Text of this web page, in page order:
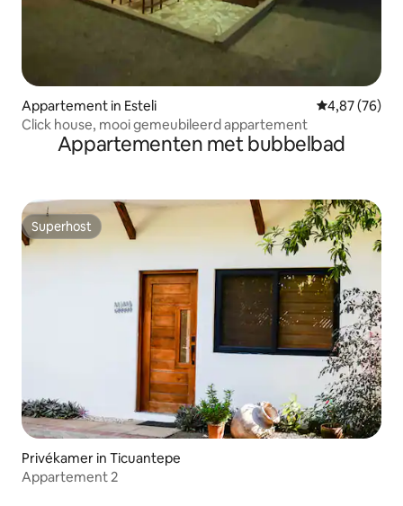
Appartement in Esteli Gemiddelde
4,87 (76)
Click house, mooi gemeubileerd appartement
Appartementen met bubbelbad
Superhost
Superhost
Privékamer in Ticuantepe
Appartement 2